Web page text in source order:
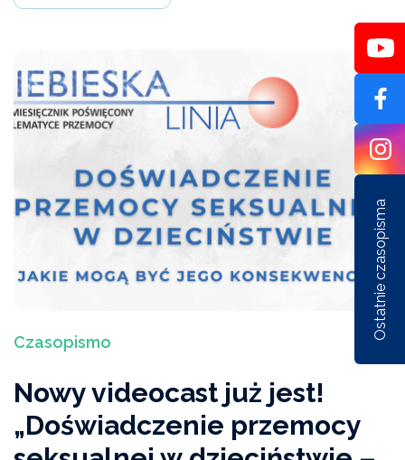
Czasopismo
Nowy videocast już jest!
„Doświadczenie przemocy
Ostatnie czasopisma
Nr 5/